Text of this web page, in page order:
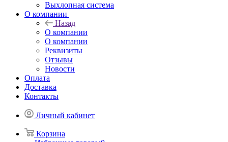
Выхлопная система
О компании
Назад
О компании
О компании
Реквизиты
Отзывы
Новости
Оплата
Доставка
Контакты
Личный кабинет
Корзина